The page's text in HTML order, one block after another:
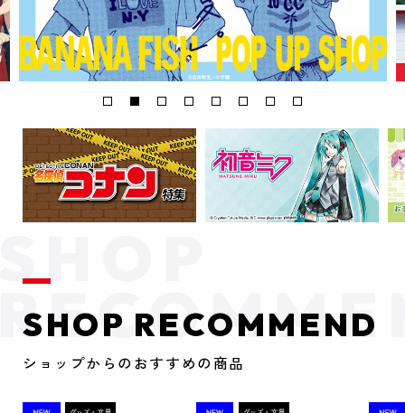
SHOP RECOMMEND
ショップからのおすすめの商品